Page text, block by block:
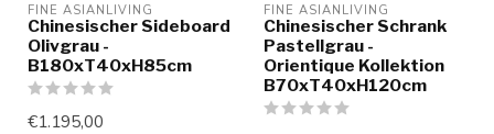
FINE ASIANLIVING
Chinesischer Sideboard
Olivgrau -
B180xT40xH85cm
€1.195,00
FINE ASIANLIVING
Chinesischer Schrank
Pastellgrau -
Orientique Kollektion
B70xT40xH120cm